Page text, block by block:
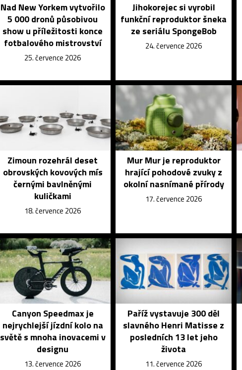
Nad New Yorkem vytvořilo
5 000 dronů působivou
show u příležitosti konce
fotbalového mistrovství
25. července 2026
Jihokorejec si vyrobil
funkční reproduktor šneka
ze seriálu SpongeBob
24. července 2026
Zimoun rozehrál deset
obrovských kovových mís
černými bavlněnými
kuličkami
18. července 2026
Mur Mur je reproduktor
hrající pohodové zvuky z
okolní nasnímané přírody
17. července 2026
Canyon Speedmax je
nejrychlejší jízdní kolo na
světě s mnoha inovacemi v
designu
13. července 2026
Paříž vystavuje 300 děl
slavného Henri Matisse z
posledních 13 let jeho
života
11. července 2026